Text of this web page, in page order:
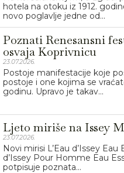
hotela na otoku iz 1912.
novo poglavlje jedne od...
Poznati Renesansni
osvaja Koprivnicu
23.07.2026.
Postoje manifestacije koje
postoje i one kojima se
godinu. Upravo je takav...
Ljeto miriše na Issey
23.07.2026.
Novi mirisi L’Eau d’Issey Eau
d’Issey Pour Homme Eau
potpisuje poznata...